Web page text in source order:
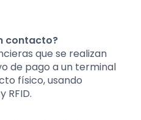
contacto?
que se realizan
de pago a un terminal
físico, usando
RFID.